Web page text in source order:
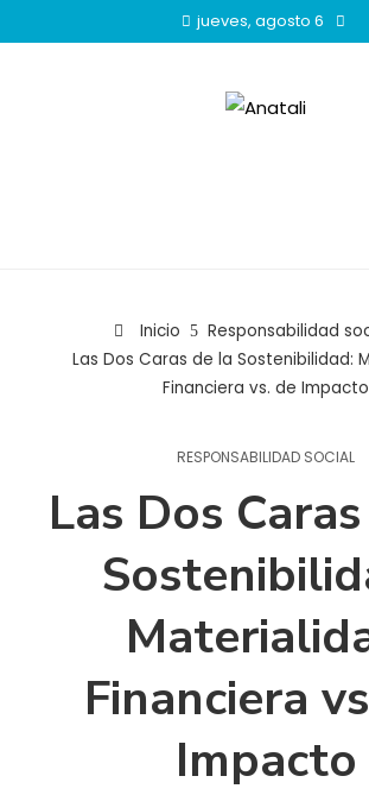
jueves, agosto 6
Inicio
Responsabilidad
Las Dos Caras de la Sostenibilidad:
Financiera vs. de Impacto
RESPONSABILIDAD SOCIAL
Las Dos
Financiera
Impacto